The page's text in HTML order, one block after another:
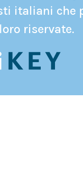
italiani che
riservate.